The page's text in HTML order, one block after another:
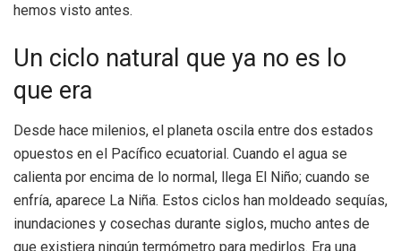
hemos visto antes.
Un ciclo natural que ya no es lo
que era
Desde hace milenios, el planeta oscila entre dos estados
opuestos en el Pacífico ecuatorial. Cuando el agua se
calienta por encima de lo normal, llega El Niño; cuando se
enfría, aparece La Niña. Estos ciclos han moldeado sequías,
inundaciones y cosechas durante siglos, mucho antes de
que existiera ningún termómetro para medirlos. Era una